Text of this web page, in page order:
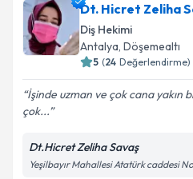
Dt. Hicret Zeliha
Diş Hekimi
Antalya, Döşemealtı
5 (24 Değerlendirme)
İşinde uzman ve çok cana yakın
çok...
Dt.Hicret Zeliha Savaş
Yeşilbayır Mahallesi Atatürk caddesi